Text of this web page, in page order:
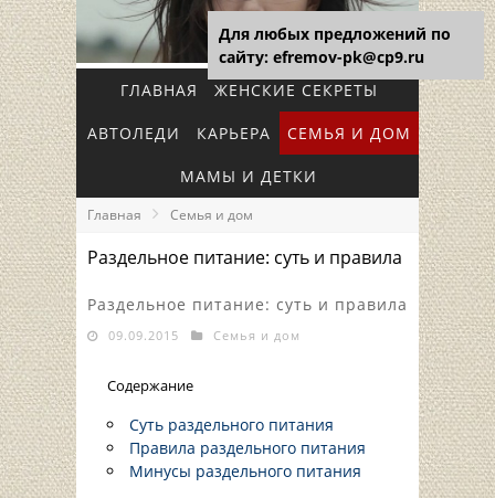
ГЛАВНАЯ ЖЕНСКИЕ СЕКРЕТЫ
АВТОЛЕДИ КАРЬЕРА СЕМЬЯ И ДОМ
МАМЫ И ДЕТКИ
Главная Семья и дом
Раздельное питание: суть и правила
Раздельное питание: суть и правила
09.09.2015 Семья и дом
Содержание
Суть раздельного питания
Правила раздельного питания
Минусы раздельного питания
Для любых предложений по
сайту: efremov-pk@cp9.ru